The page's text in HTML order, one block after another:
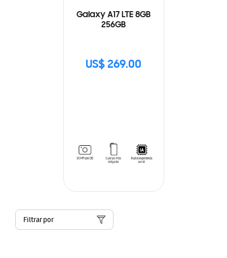
Galaxy A17 LTE 8GB
256GB
US$ 269.00
Filtrar por